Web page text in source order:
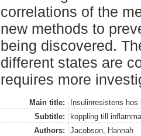
correlations of the
new methods to
being discovered.
different states are
requires more
Main title:
Insulinresistens hos
Subtitle:
koppling till
Authors:
Jacobson, Hannah